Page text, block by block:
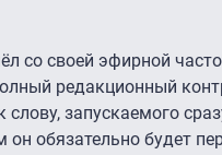
со своей эфирной
редакционный
запускаемого
он обязательно будет